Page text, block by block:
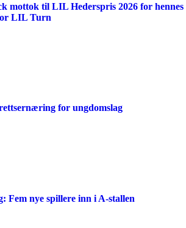
mottok til LIL Hederspris 2026 for hennes
LIL Turn
for ungdomslag
Fem nye spillere inn i A-stallen